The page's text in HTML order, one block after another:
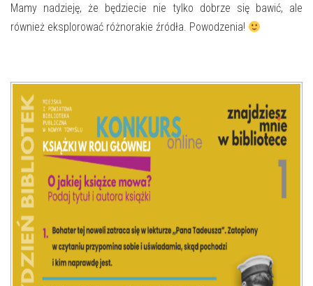
E-INFORMATOR
Mamy nadzieję, że będziecie nie tylko dobrze się bawić, ale
również eksplorować różnorakie źródła. Powodzenia!